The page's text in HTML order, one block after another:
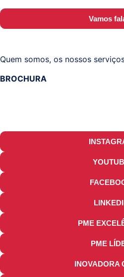
Vamos
Quem somos, os nossos
BROCHURA
PME
PME
INOVADORA